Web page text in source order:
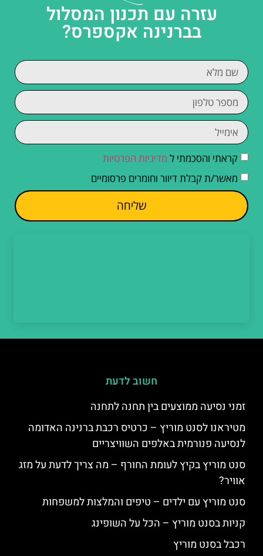
עזרה עם תכנון המסלול
בברנינה אקספרס?
קראתי והסכמתי ל מדיניות הפרטיות
מאשר/ת קבלת דיוור וחומרים פרסומיים
שליחה
חשוב לדעת
זמני נסיעה ממוצעים בין תחנה לתחנה
מטיראנו לסנט מוריץ – כרטיס רכבת ברנינה האדומה
לנסיעה פנורמית באלפים השוויצריים
סנט מוריץ בקיץ לעומת החורף – מה צריך לדעת על מזג
אוויר?
סנט מוריץ עם ילדים – טיפים והמלצות למשפחות
קניות בסנט מוריץ – הכל על השופינג
רכבל בסנט מוריץ